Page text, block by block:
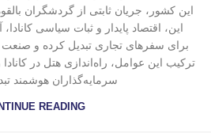
این کشور، جریان ثابتی از گردشگران
این، اقتصاد پایدار و ثبات سیاسی
برای سفرهای تجاری تبدیل کرده و صنعت
ترکیب این عوامل، راه‌اندازی هتل در
سرمایه‌گذاران هوشمند
READING